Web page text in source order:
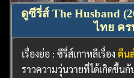
ค้นหา
ดูซีรี่ส์ The Husband
ไทย ค
เรื่องย่อ : ซีรี่ส์เกาหลีเรื่องคืน
ราวความวุ่นวายที่ได้เกิดขึ้น